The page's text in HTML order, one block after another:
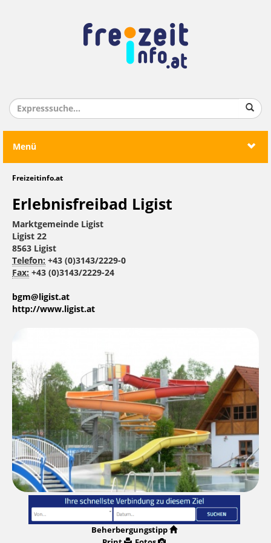
Menü
Freizeitinfo.at
Erlebnisfreibad Ligist
Marktgemeinde Ligist
Ligist 22
8563 Ligist
Telefon: +43 (0)3143/2229-0
Fax: +43 (0)3143/2229-24
bgm@ligist.at
http://www.ligist.at
Beherbergungstipp